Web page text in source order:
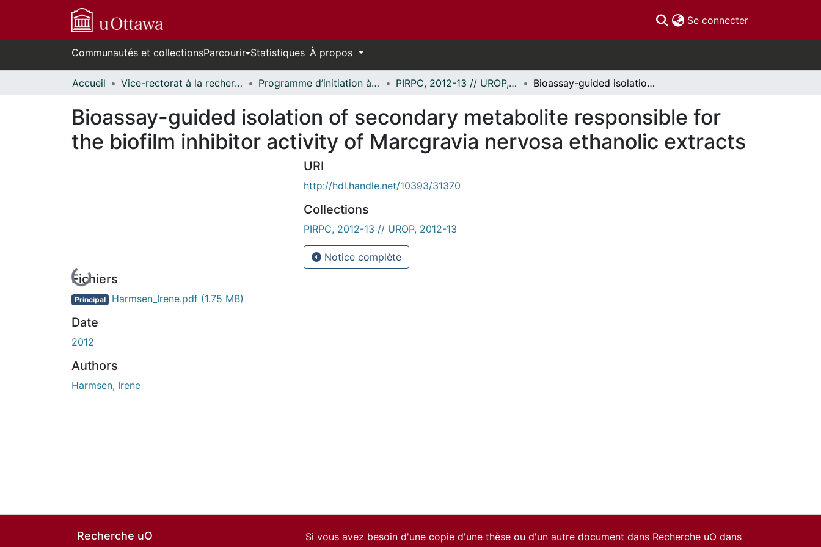
Se connecter(current)
Communautés et collectionsParcourir Statistiques À propos
Accueil Vice-rectorat à la recherche // Office of the V-P, Research Programme d’initiation à la recherche au premier cycle (PIRPC) // Undergraduate Research Opportunity Program (UROP) PIRPC, 2012-13 // UROP, 2012-13 Bioassay-guided isolation of secondary metabolite responsible for the biofilm inhibitor activity of Marcgravia nervosa ethanolic extracts
Bioassay-guided isolation of secondary metabolite responsible for
the biofilm inhibitor activity of Marcgravia nervosa ethanolic extracts
En cours de chargement...
Fichiers
Principal Harmsen_Irene.pdf (1.75 MB)
Date
2012
Authors
Harmsen, Irene
URI
http://hdl.handle.net/10393/31370
Collections
PIRPC, 2012-13 // UROP, 2012-13
Notice complète
Recherche uO
Si vous avez besoin d'une copie d'une thèse ou d'un autre document dans Recherche uO dans